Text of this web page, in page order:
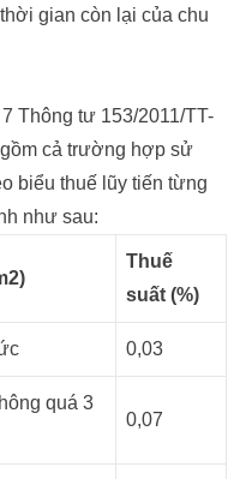
gian còn lại của chu
Thông tư 153/2011/TT-
cả trường hợp sử
biểu thuế lũy tiến từng
như sau:
Thuế
suất (%)
0,03
quá 3
0,07